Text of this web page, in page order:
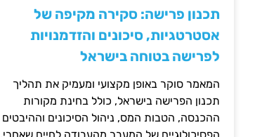
תכנון פרישה: סקירה מקיפה של
אסטרטגיות, סיכונים והזדמנויות
לפרישה בטוחה בישראל
המאמר סוקר באופן מקצועי ומעמיק את תהליך
תכנון הפרישה בישראל, כולל בחינת מקורות
ההכנסה, הטבות המס, ניהול הסיכונים וההיבטים